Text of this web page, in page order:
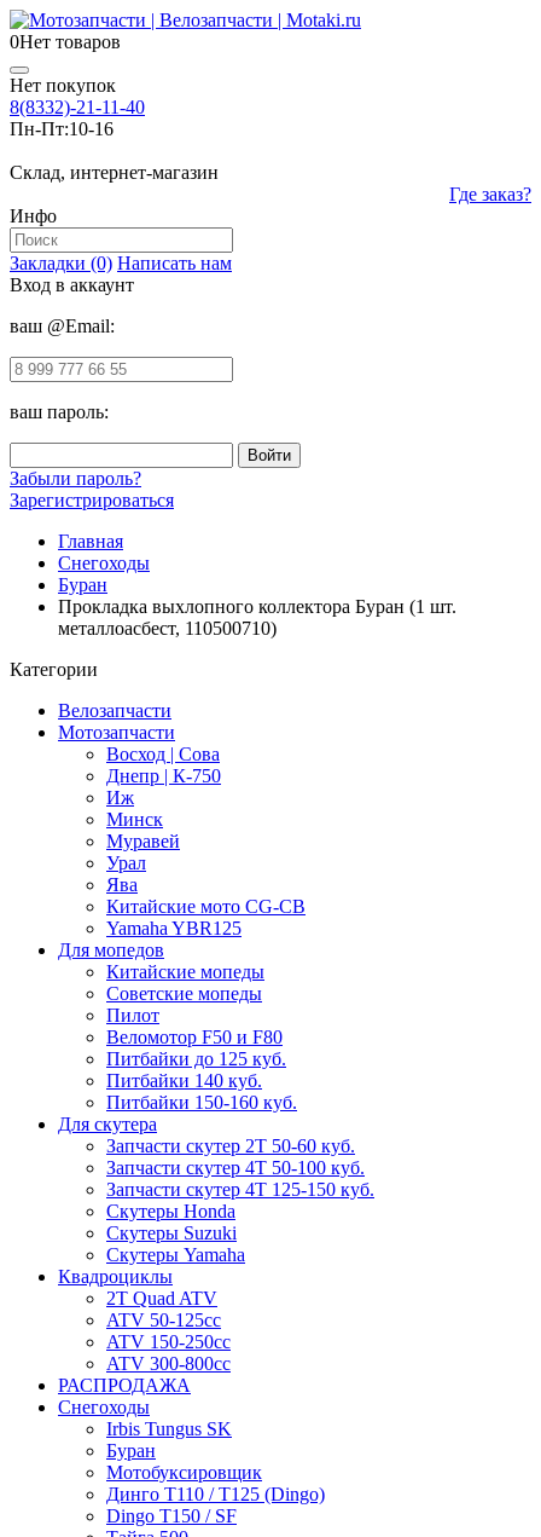
0Нет товаров
Нет покупок
8(8332)-21-11-40
Пн-Пт:10-16
Склад, интернет-магазин
Где заказ?
Инфо
Закладки (0) Написать нам
Вход в аккаунт
ваш @Email:
ваш пароль:
Забыли пароль?
Зарегистрироваться
Главная
Снегоходы
Буран
Прокладка выхлопного коллектора Буран (1 шт.
металлоасбест, 110500710)
Категории
Велозапчасти
Мотозапчасти
Восход | Сова
Днепр | К-750
Иж
Минск
Муравей
Урал
Ява
Китайские мото CG-CB
Yamaha YBR125
Для мопедов
Китайские мопеды
Советские мопеды
Пилот
Веломотор F50 и F80
Питбайки до 125 куб.
Питбайки 140 куб.
Питбайки 150-160 куб.
Для скутера
Запчасти скутер 2Т 50-60 куб.
Запчасти скутер 4Т 50-100 куб.
Запчасти скутер 4Т 125-150 куб.
Скутеры Honda
Скутеры Suzuki
Скутеры Yamaha
Квадроциклы
2T Quad ATV
ATV 50-125cc
ATV 150-250cc
ATV 300-800cc
РАСПРОДАЖА
Снегоходы
Irbis Tungus SK
Буран
Мотобуксировщик
Динго T110 / T125 (Dingo)
Dingo T150 / SF